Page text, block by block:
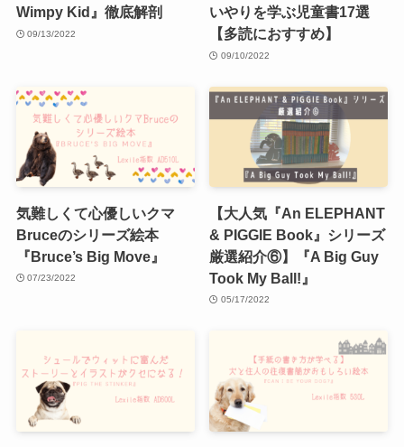
Wimpy Kid』徹底解剖
09/13/2022
いやりを学ぶ児童書17選
【多読におすすめ】
09/10/2022
気難しくて心優しいクマ
Bruceのシリーズ絵本
『Bruce’s Big Move』
07/23/2022
【大人気『An ELEPHANT
& PIGGIE Book』シリーズ
厳選紹介⑥】『A Big Guy
Took My Ball!』
05/17/2022